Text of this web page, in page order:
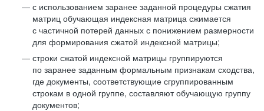
с использованием заранее заданной процедуры сжатия
матриц обучающая индексная матрица сжимается
с частичной потерей данных с понижением размерности
для формирования сжатой индексной матрицы;
строки сжатой индексной матрицы группируются
по заранее заданным формальным признакам сходства,
где документы, соответствующие сгруппированным
строкам в одной группе, составляют обучающую группу
документов;